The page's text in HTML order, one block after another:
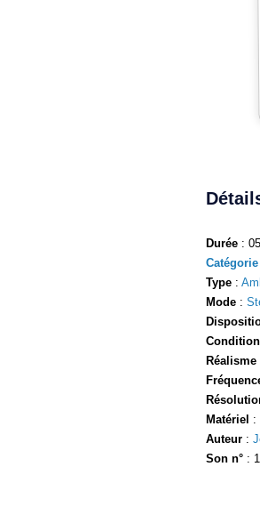
Durée :
Catégorie
Type :
Mode :
Réalisme
Matériel :
Auteur :
Son n° :